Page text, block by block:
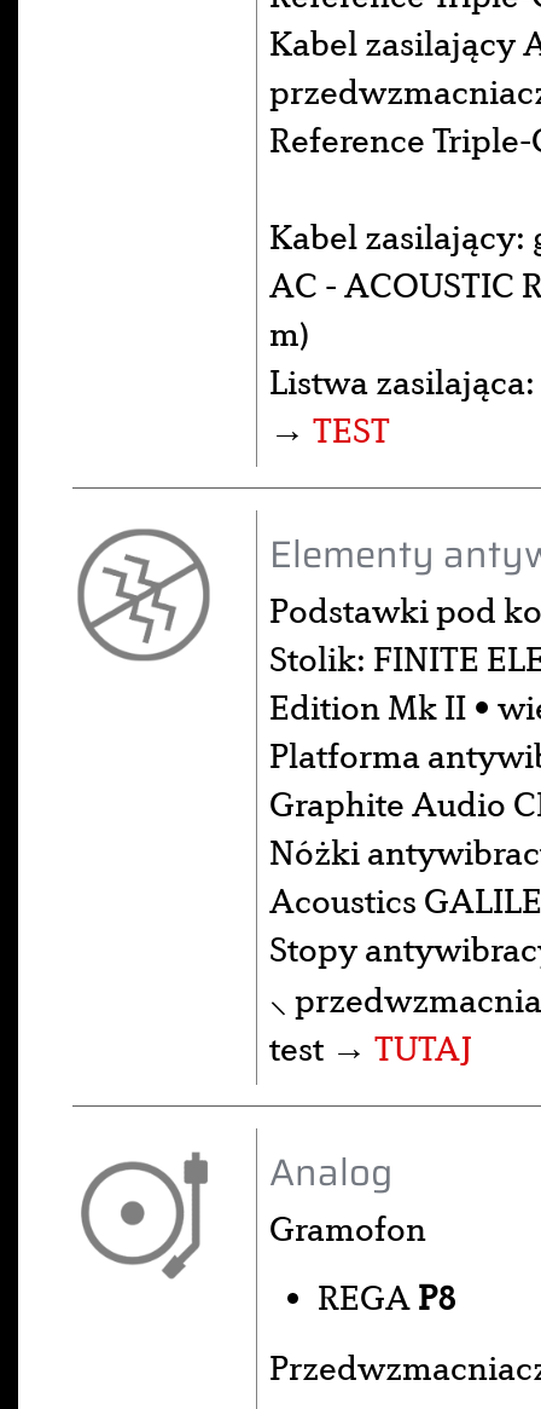
Kabel zasilający
Reference
Kabel
AC - ACOUSTIC
m)
Listwa
→ TEST
Elementy
Podstawki pod
Stolik: FINITE
Edition Mk II •
Platforma
Graphite Audio
Nóżki
Acoustics
Stopy
⸜
test → TUTAJ
Analog
Gramofon
REGA P8